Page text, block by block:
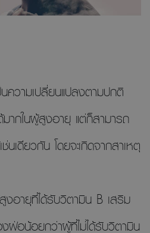
ความเปลี่ยนแปลงตามปกติ
ากในผู้สูงอายุ แต่ก็สามารถ
นเดียวกัน โดยจะเกิดจากสาเหตุ
อายุที่ได้รับวิตามิน B เสริม
ฝ่อน้อยกว่าผู้ที่ไม่ได้รับวิตามิน